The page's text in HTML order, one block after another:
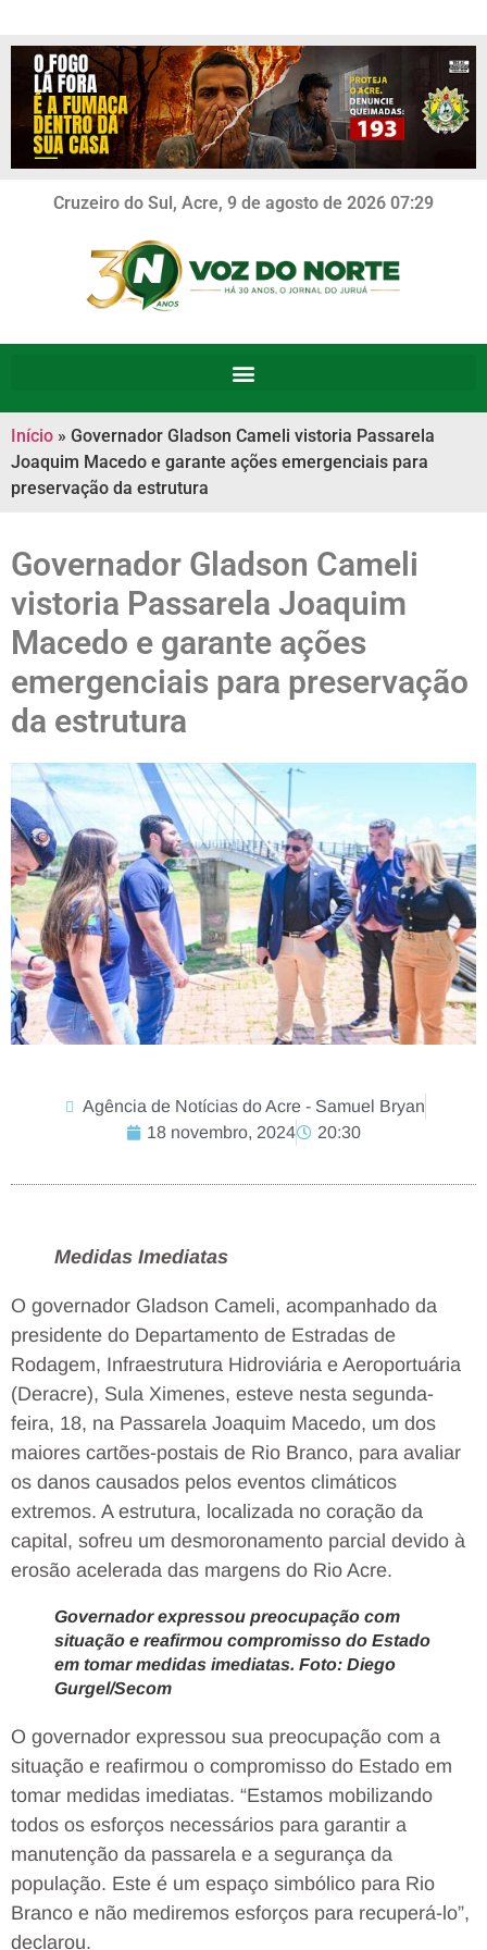
Cruzeiro do Sul, Acre, 9 de agosto de 2026 07:29
Início » Governador Gladson Cameli vistoria Passarela
Joaquim Macedo e garante ações emergenciais para
preservação da estrutura
Governador Gladson Cameli
vistoria Passarela Joaquim
Macedo e garante ações
emergenciais para preservação
da estrutura
Agência de Notícias do Acre - Samuel Bryan
18 novembro, 2024
20:30
Medidas Imediatas
O governador Gladson Cameli, acompanhado da
presidente do Departamento de Estradas de
Rodagem, Infraestrutura Hidroviária e Aeroportuária
(Deracre), Sula Ximenes, esteve nesta segunda-
feira, 18, na Passarela Joaquim Macedo, um dos
maiores cartões-postais de Rio Branco, para avaliar
os danos causados pelos eventos climáticos
extremos. A estrutura, localizada no coração da
capital, sofreu um desmoronamento parcial devido à
erosão acelerada das margens do Rio Acre.
Governador expressou preocupação com
situação e reafirmou compromisso do Estado
em tomar medidas imediatas. Foto: Diego
Gurgel/Secom
O governador expressou sua preocupação com a
situação e reafirmou o compromisso do Estado em
tomar medidas imediatas. “Estamos mobilizando
todos os esforços necessários para garantir a
manutenção da passarela e a segurança da
população. Este é um espaço simbólico para Rio
Branco e não mediremos esforços para recuperá-lo”,
declarou.